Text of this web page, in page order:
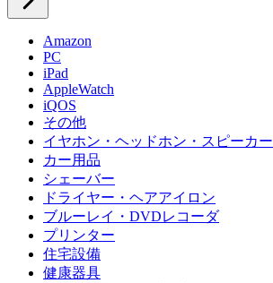
Amazon
PC
iPad
AppleWatch
iQOS
その他
イヤホン・ヘッドホン・スピーカー
カー用品
シェーバー
ドライヤー・ヘアアイロン
ブルーレイ・DVDレコーダ
プリンター
住宅設備
健康器具